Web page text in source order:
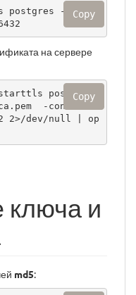
-connec
Copy
на сервере
postgres
-connect s
2>/dev/null | op
Copy
ключа и
md5: